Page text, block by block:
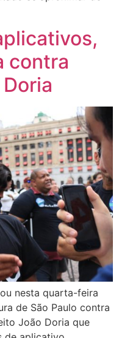
contra
nesta quarta-feira
de São Paulo contra
João Doria que